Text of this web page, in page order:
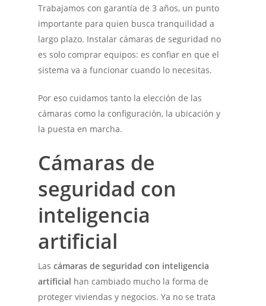
Trabajamos con garantía de 3 años, un punto
importante para quien busca tranquilidad a
largo plazo. Instalar cámaras de seguridad no
es solo comprar equipos: es confiar en que el
sistema va a funcionar cuando lo necesitas.
Por eso cuidamos tanto la elección de las
cámaras como la configuración, la ubicación y
la puesta en marcha.
Cámaras de
seguridad con
inteligencia
artificial
Lascámaras de seguridad con inteligencia
artificial han cambiado mucho la forma de
proteger viviendas y negocios. Ya no se trata